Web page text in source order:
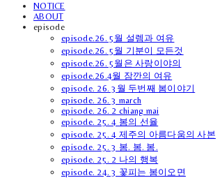
NOTICE
ABOUT
episode
episode.26. 5월 설렘과 여유
episode.26. 5월 기분이 모든것
episode.26. 5월은 사랑이야의
episode.26.4월 잠깐의 여유
episode. 26. 3월 두번째 봄이야기
episode. 26. 3 march
episode. 26. 2 chiang mai
episode. 25. 4 봄의 선율
episode. 25. 4 제주의 아름다움의 사본
episode. 25. 3 봄. 봄. 봄.
episode. 25. 2 나의 행복
episode. 24. 3 꽃피는 봄이오면